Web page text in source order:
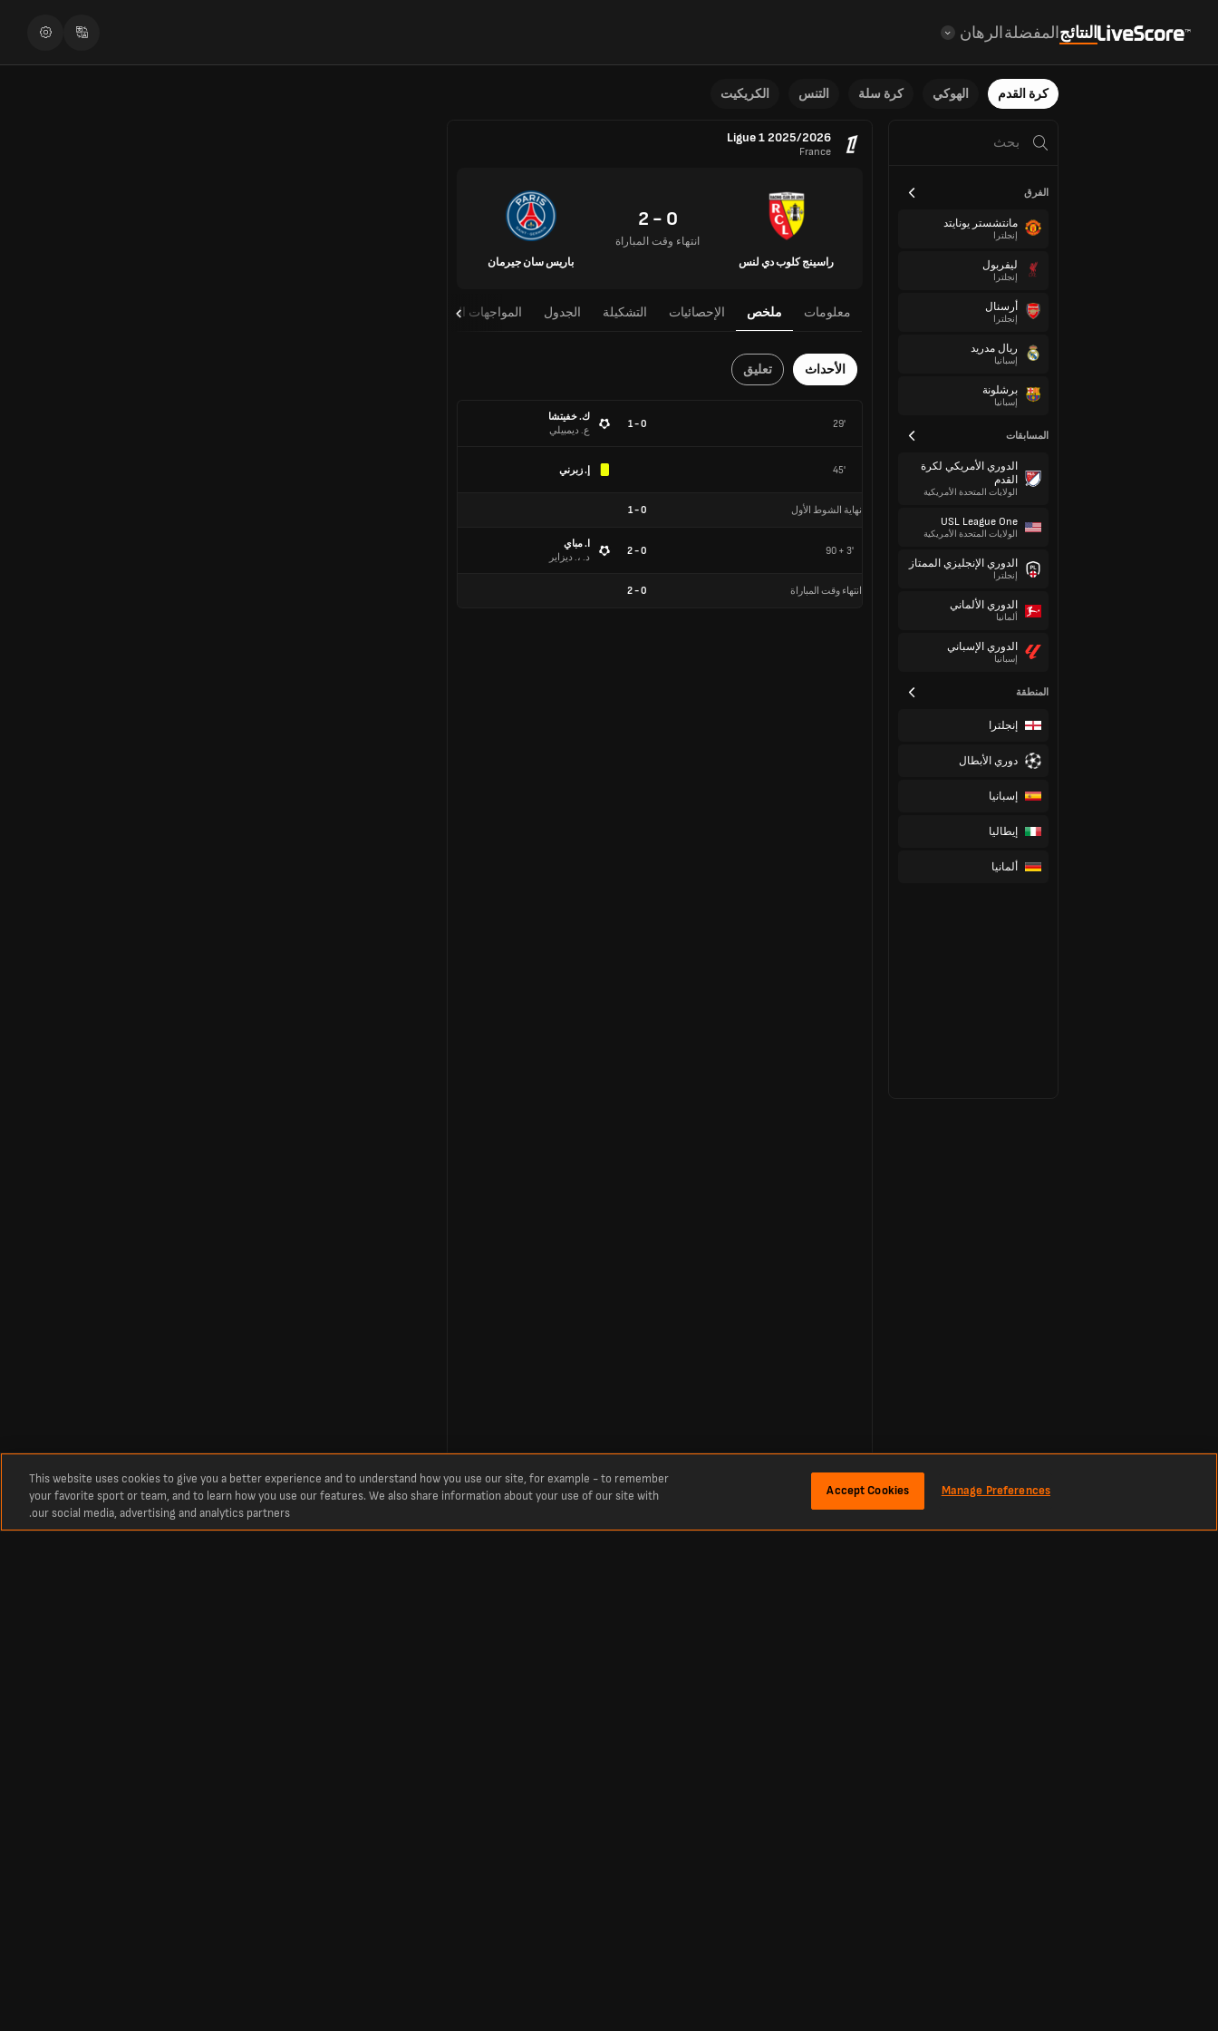
النتائجالمفضلةالرهان
كرة القدم الهوكي كرة سلة التنس الكريكيت
الفرق
مانتشستر يونايتد
إنجلترا
ليفربول
إنجلترا
أرسنال
إنجلترا
ريال مدريد
إسبانيا
برشلونة
إسبانيا
المسابقات
الدوري الأمريكي لكرة
القدم
الولايات المتحدة الأمريكية
USL League One
الولايات المتحدة الأمريكية
الدوري الإنجليزي الممتاز
إنجلترا
الدوري الألماني
ألمانيا
الدوري الإسباني
إسبانيا
المنطقة
إنجلترا
دوري الأبطال
إسبانيا
إيطاليا
ألمانيا
Ligue 1 2025/2026
France
راسينج كلوب دي لنس
0 - 2
انتهاء وقت المباراة
باريس سان جيرمان
معلومات ملخص الإحصائيات التشكيلة الجدول المواجهات المباشرة
الأحداث تعليق
29'
0 - 1
ك. خفيتشا
ع. ديمبيلي
45' إ. زبرني
نهاية الشوط الأول 0
-
1
90 + 3'
0 - 2
ا. مباي
د. ،. ديزاير
انتهاء وقت المباراة 0
-
2
This website uses cookies to give you a better experience and to understand how you use our site, for example - to remember
your favorite sport or team, and to learn how you use our features. We also share information about your use of our site with
our social media, advertising and analytics partners.
Manage Preferences
Accept Cookies